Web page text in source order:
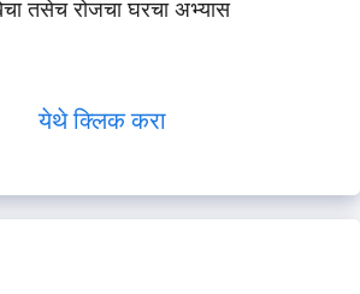
तसेच रोजचा घरचा अभ्यास
येथे क्लिक करा